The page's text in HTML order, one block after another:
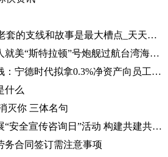
《FF16》中评汇总：老套的支线和故事是最大槽点_天天头条
中国海警局新闻发言人就美“斯特拉顿”号炮舰过航台湾海峡发表谈话|每日动态
【世界新要闻】不差钱：宁德时代拟拿0.3%净资产向员工提供无息借款，支持购自住商品房
什么
灭你 三体名句
环球微资讯！我市开展“安全宣传咨询日”活动 构建共建共治共享安全生产格局
务合同签订需注意事项